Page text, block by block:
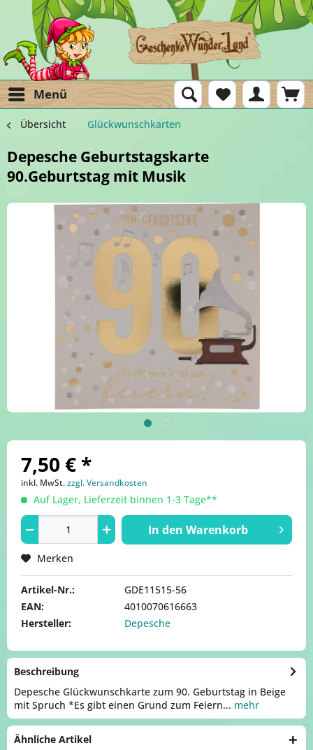
Menü
Übersicht Glückwunschkarten
Depesche Geburtstagskarte
90.Geburtstag mit Musik
7,50 € *
inkl. MwSt.zzgl. Versandkosten
Auf Lager, Lieferzeit binnen 1-3 Tage**
In den Warenkorb
Merken
Artikel-Nr.:
GDE11515-56
EAN:
4010070616663
Hersteller:
Depesche
Beschreibung
Depesche Glückwunschkarte zum 90. Geburtstag in Beige
mit Spruch *Es gibt einen Grund zum Feiern... mehr
Ähnliche Artikel